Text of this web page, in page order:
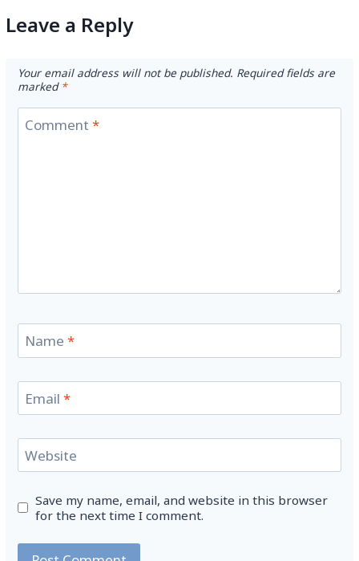
Leave a Reply
Your email address will not be published. Required fields are
marked *
Comment *
Name *
Email *
Website
Save my name, email, and website in this browser
for the next time I comment.